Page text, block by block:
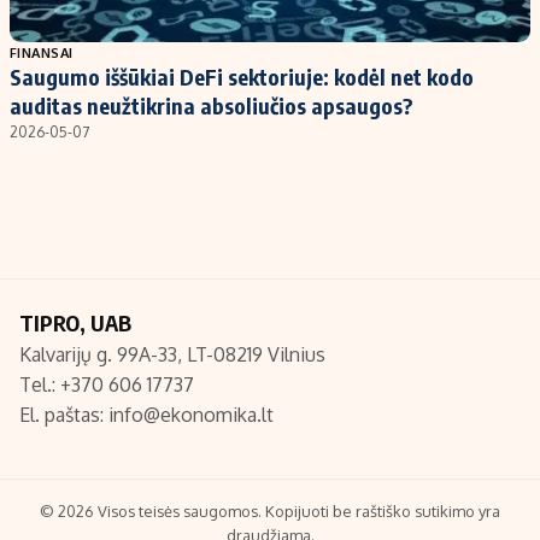
Populiarios temos
Investavimas
Akcijų rinka
Titulinis
Nedarbo išmokos skaičiuoklė
Redakcija
Turinio žymėjimo taisyklės
FINANSAI
Saugumo iššūkiai DeFi sektoriuje: kodėl net kodo
auditas neužtikrina absoliučios apsaugos?
2026-05-07
TIPRO, UAB
Kalvarijų g. 99A-33, LT-08219 Vilnius
Tel.: +370 606 17737
El. paštas: info@ekonomika.lt
© 2026 Visos teisės saugomos. Kopijuoti be raštiško sutikimo yra
draudžiama.